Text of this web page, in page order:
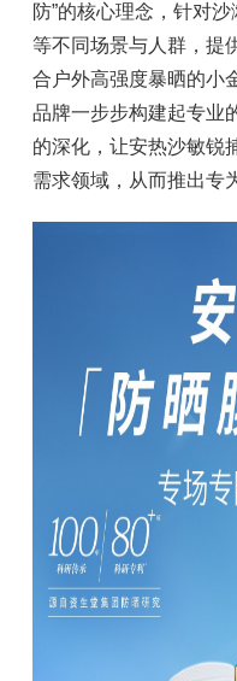
防”的核心理念，针对
等不同场景与人群，提
合户外高强度暴晒的小
品牌一步步构建起专业
的深化，让安热沙敏锐
需求领域，从而推出专